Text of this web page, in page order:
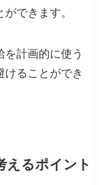
できます。
計画的に使う
けることができ
えるポイント